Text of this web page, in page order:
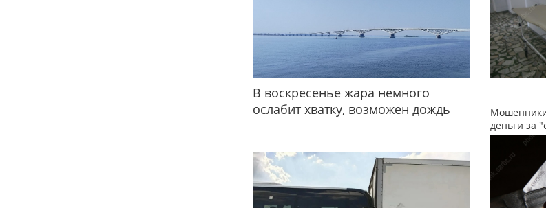
В воскресенье жара немного
ослабит хватку, возможен дождь
деньги за